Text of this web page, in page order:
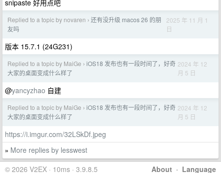
snipaste 好用点吧
Replied to a topic by novaren › 还有没升级 macos 26 的朋
友吗
2025 年 11 月 1
日
版本 15.7.1 (24G231)
Replied to a topic by MaiGe › iOS18 发布也有一段时间了，好奇
大家的桌面变成什么样了
2024 年 12
月 5 日
@yancyzhao 自建
Replied to a topic by MaiGe › iOS18 发布也有一段时间了，好奇
大家的桌面变成什么样了
2024 年 12
月 5 日
https://i.imgur.com/32LSkDf.jpeg
» More replies by lesswest
About · Language
© 2026 V2EX · 10ms · 3.9.8.5